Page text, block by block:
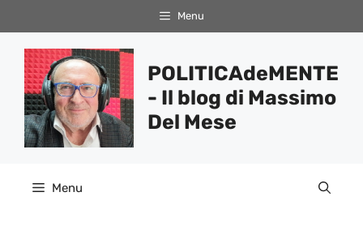
al
contenuto
Menu
POLITICAdeMENTE
- Il blog di Massimo
Del Mese
Menu